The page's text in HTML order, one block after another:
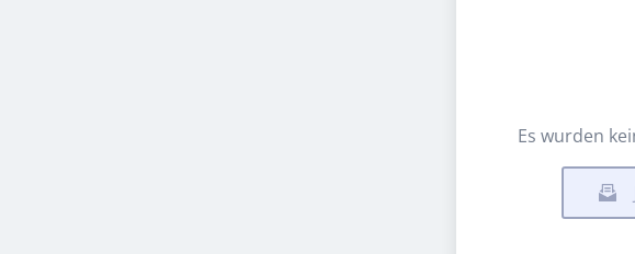
Es wurden